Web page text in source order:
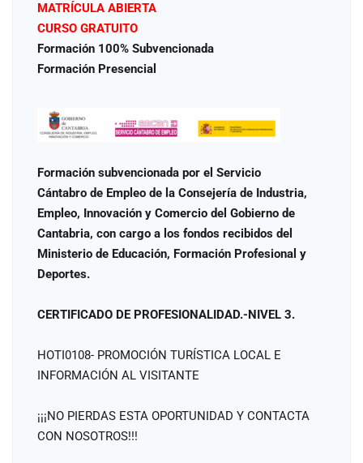
MATRÍCULA ABIERTA
CURSO GRATUITO
Formación 100% Subvencionada
Formación Presencial
Formación subvencionada por el Servicio
Cántabro de Empleo de la Consejería de Industria,
Empleo, Innovación y Comercio del Gobierno de
Cantabria, con cargo a los fondos recibidos del
Ministerio de Educación, Formación Profesional y
Deportes.
CERTIFICADO DE PROFESIONALIDAD.-NIVEL 3.
HOTI0108- PROMOCIÓN TURÍSTICA LOCAL E
INFORMACIÓN AL VISITANTE
¡¡¡NO PIERDAS ESTA OPORTUNIDAD Y CONTACTA
CON NOSOTROS!!!